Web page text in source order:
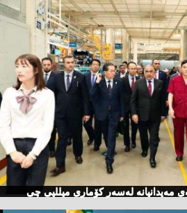
مەیدانیانە لەسەر كۆماری میللیی چی